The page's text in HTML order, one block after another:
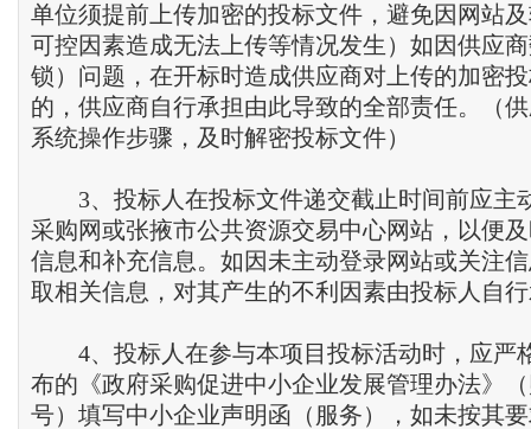
单位须提前上传加密的投标文件，避免因网站
可控因素造成无法上传等情况发生）如因供应
锁）问题，在开标时造成供应商对上传的加密
的，供应商自行承担由此导致的全部责任。（
系统操作步骤，及时解密投标文件）
3、投标人在投标文件递交截止时间前应主
采购网或张掖市公共资源交易中心网站，以便
信息和补充信息。如因未主动登录网站或关注
取相关信息，对其产生的不利因素由投标人自
4、投标人在参与本项目投标活动时，应严
布的《政府采购促进中小企业发展管理办法》
号）填写中小企业声明函（服务），如未按其